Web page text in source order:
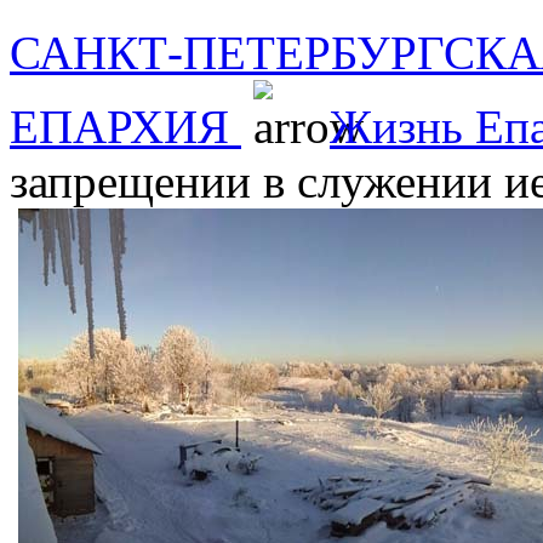
САНКТ-
ЕПАРХИЯ
Жизнь
запрещении в служении